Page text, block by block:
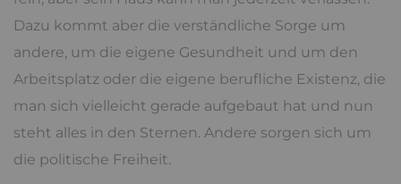
Dazu kommt aber die verständliche Sorge um
andere, um die eigene Gesundheit und um den
Arbeitsplatz oder die eigene berufliche Existenz, die
man sich vielleicht gerade aufgebaut hat und nun
steht alles in den Sternen. Andere sorgen sich um
die politische Freiheit.